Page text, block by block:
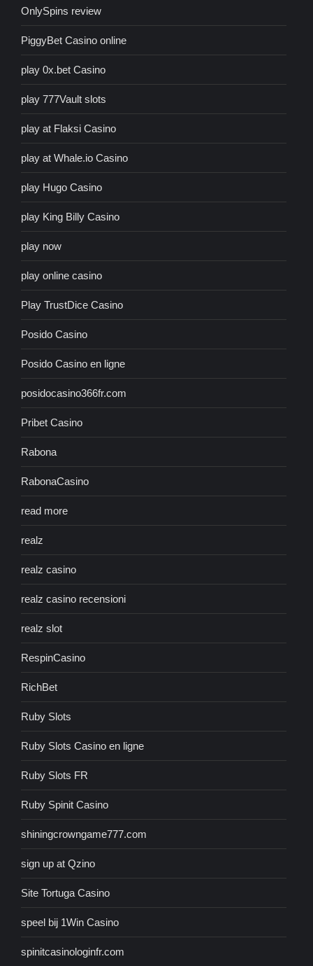
OnlySpins review
PiggyBet Casino online
play 0x.bet Casino
play 777Vault slots
play at Flaksi Casino
play at Whale.io Casino
play Hugo Casino
play King Billy Casino
play now
play online casino
Play TrustDice Casino
Posido Casino
Posido Casino en ligne
posidocasino366fr.com
Pribet Casino
Rabona
RabonaCasino
read more
realz
realz casino
realz casino recensioni
realz slot
RespinCasino
RichBet
Ruby Slots
Ruby Slots Casino en ligne
Ruby Slots FR
Ruby Spinit Casino
shiningcrowngame777.com
sign up at Qzino
Site Tortuga Casino
speel bij 1Win Casino
spinitcasinologinfr.com